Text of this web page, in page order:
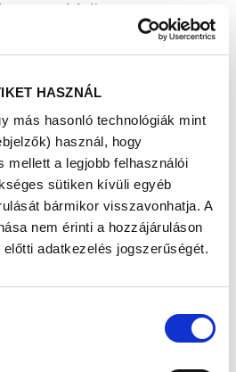
HASZNÁL
más hasonló technológiák mint
használ, hogy
mellett a legjobb felhasználói
sütiken kívüli egyéb
bármikor visszavonhatja. A
nem érinti a hozzájáruláson
adatkezelés jogszerűségét.
gyarapításához.
TATA
26. - KOSSUTH TÉR